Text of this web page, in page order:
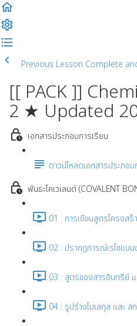
Previous Lesson Complete
[[ PACK ]]
2 ★ Updated
เอกสารประกอบการเรียน
ดาวน์โหลดเอกสารประกอ
พันธะโคเวเลนต์ (COVALENT
01 : การเขียนสูตรโครงส
02 : ปรากฎการณ์เรโซแน
03 : สูตรของสารอินทรีย์
04 : รูปร่างโมเลกุล และ ส